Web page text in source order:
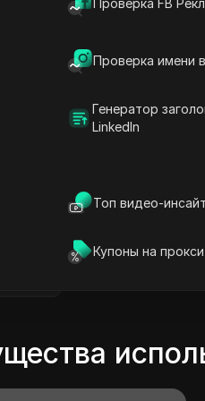
Проверка FB
Проверка имени
Генератор
LinkedIn
Топ видео-
Купоны на прокси
веб-